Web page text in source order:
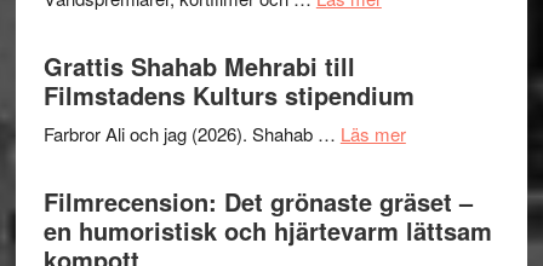
X-
I
Want
to
Believe
Vrach
Frankenshtey
presenterar
19
titlar
i
Grattis Shahab Mehrabi till
Filmstadens Kulturs stipendium
Farbror Ali och jag (2026). Shahab … Läs merom
Shahab
Mehrabi
till
Filmrecension: Det grönaste gräset –
en humoristisk och hjärtevarm lättsam